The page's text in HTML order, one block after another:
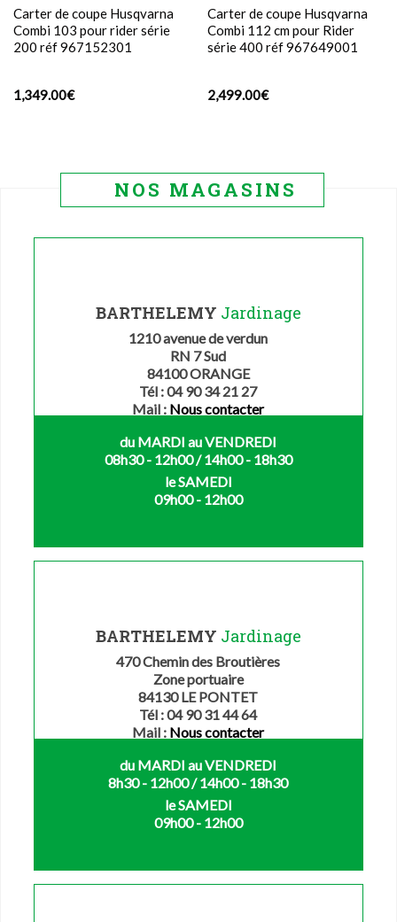
Carter de coupe Husqvarna
Combi 103 pour rider série
200 réf 967152301
1,349.00€
Carter de coupe Husqvarna
Combi 112 cm pour Rider
série 400 réf 967649001
2,499.00€
NOS MAGASINS
BARTHELEMY Jardinage
1210 avenue de verdun
RN 7 Sud
84100 ORANGE
Tél : 04 90 34 21 27
Mail : Nous contacter
du MARDI au VENDREDI
08h30 - 12h00 / 14h00 - 18h30
le SAMEDI
09h00 - 12h00
BARTHELEMY Jardinage
470 Chemin des Broutières
Zone portuaire
84130 LE PONTET
Tél : 04 90 31 44 64
Mail : Nous contacter
du MARDI au VENDREDI
8h30 - 12h00 / 14h00 - 18h30
le SAMEDI
09h00 - 12h00